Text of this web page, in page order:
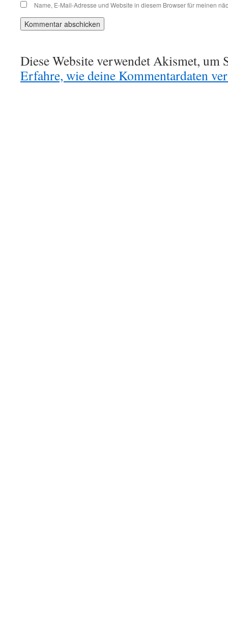
Name, E-Mail-Adresse und Website in diesem Browser für meinen
Diese Website verwendet Akismet, um
Erfahre, wie deine Kommentardaten